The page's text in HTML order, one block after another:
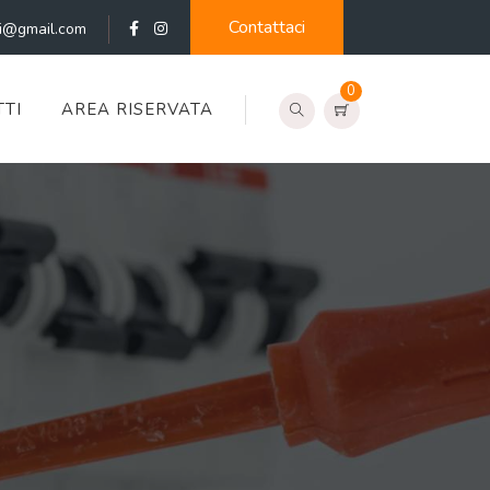
Contattaci
AREA RISERVATA
0